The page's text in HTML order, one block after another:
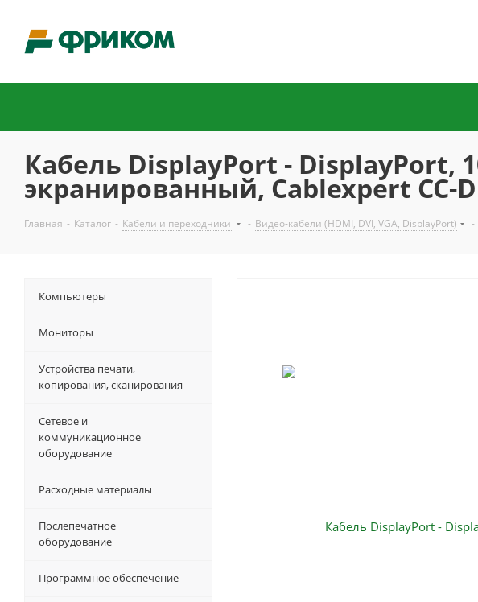
Кабель DisplayPort - DisplayPort,
экранированный, Cablexpert CC-
Главная - Каталог - Кабели и переходники - Видео-кабели (HDMI, DVI, VGA, DisplayPort) -
Компьютеры
Мониторы
Устройства печати,
копирования, сканирования
Сетевое и
коммуникационное
оборудование
Расходные материалы
Послепечатное
оборудование
Программное обеспечение